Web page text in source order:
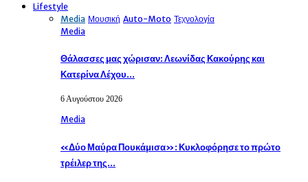
Lifestyle
Media Μουσική Auto-Moto Τεχνολογία
Media
Θάλασσες μας χώρισαν: Λεωνίδας Κακούρης και
Κατερίνα Λέχου…
6 Αυγούστου 2026
Media
«Δύο Μαύρα Πουκάμισα»: Κυκλοφόρησε το πρώτο
τρέιλερ της…